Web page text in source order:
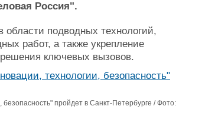
Россия".
подводных технологий,
работ, а также укрепление
ключевых вызовов.
пройдет в Санкт-Петербурге / Фото: